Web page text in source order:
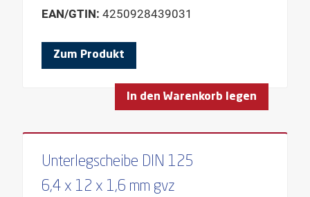
EAN/GTIN: 4250928439031
Zum Produkt
In den Warenkorb legen
Unterlegscheibe DIN 125
6,4 x 12 x 1,6 mm gvz